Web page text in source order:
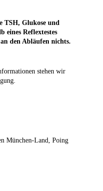
TSH, Glukose und
eines Reflextestes
den Abläufen nichts.
stehen wir
München-Land, Poing